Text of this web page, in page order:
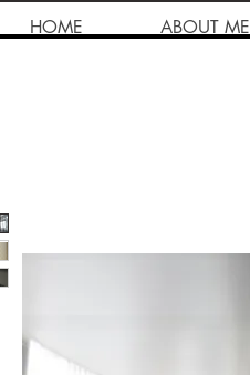
HOME ABOUT ME